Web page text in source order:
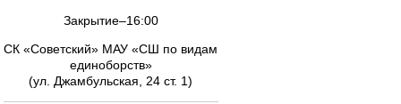
Закрытие–16:00
СК «Советский» МАУ «СШ по видам
единоборств»
(ул. Джамбульская, 24 ст. 1)